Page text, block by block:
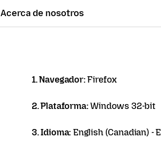
Acerca de nosotros
1. Navegador:Firefox
2. Plataforma:Windows 32-bit
3. Idioma:English (Canadian) -